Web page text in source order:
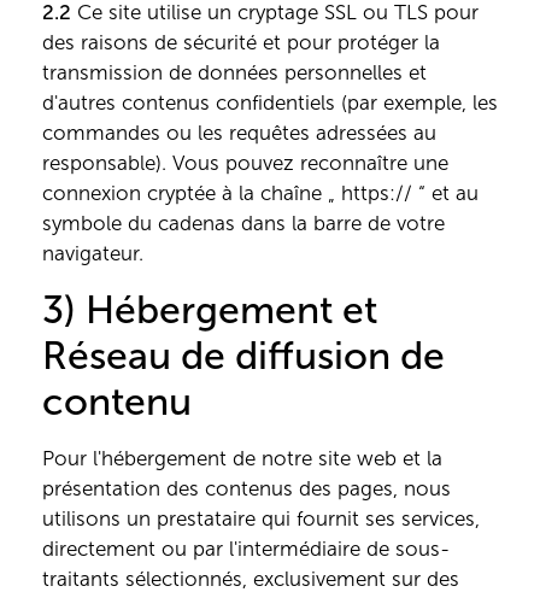
2.2 Ce site utilise un cryptage SSL ou TLS pour
des raisons de sécurité et pour protéger la
transmission de données personnelles et
d'autres contenus confidentiels (par exemple, les
commandes ou les requêtes adressées au
responsable). Vous pouvez reconnaître une
connexion cryptée à la chaîne „ https:// “ et au
symbole du cadenas dans la barre de votre
navigateur.
3) Hébergement et
Réseau de diffusion de
contenu
Pour l'hébergement de notre site web et la
présentation des contenus des pages, nous
utilisons un prestataire qui fournit ses services,
directement ou par l'intermédiaire de sous-
traitants sélectionnés, exclusivement sur des